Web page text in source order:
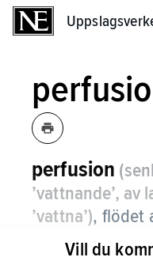
perfusion
’vattnande’, av
’vattna’), flödet
genom
kroppsdel.
Vill du